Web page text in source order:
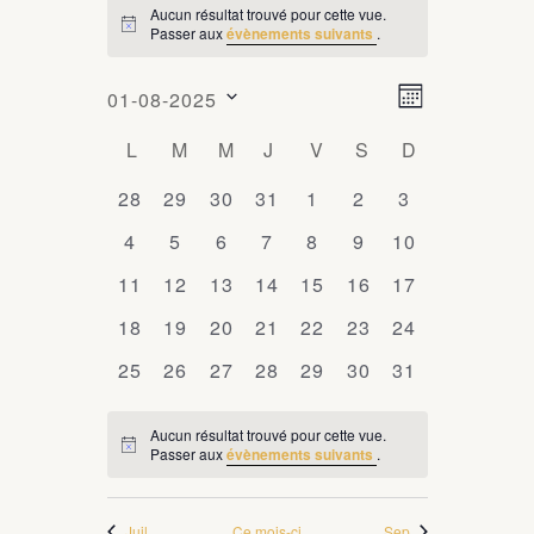
ÉVÈNEMENTS
Notice
Aucun résultat trouvé pour cette vue.
Passer auxévènements suivants .
N
a
i
g
a
t
i
p
N
v
a
t
o
n
u
e
Mois
01-08-2025
une
date.
C
a
e
r
LLUNDI
M MARDI
MMERCREDI
J JEUDI
V VENDREDI
S SAMEDI
D
0
évènements
28
0
évènements
29
0
évènements
30
0
évènements
31
0
évènements
1
0
évènements
2
0
évènements
3
0
évènements
4
0
évènements
5
0
évènements
6
0
évènements
7
0
évènements
8
0
évènements
9
0
évènements
10
0
évènements
11
0
évènements
12
0
évènements
13
0
évènements
14
0
évènements
15
0
évènements
16
0
évènements
17
0
évènements
18
0
évènements
19
0
évènements
20
0
évènements
21
0
évènements
22
0
évènements
23
0
évènements
24
0
25
0
26
0
27
0
28
0
29
0
30
0
31
Notice
Aucun résultat trouvé pour cette vue.
Passer auxévènements suivants .